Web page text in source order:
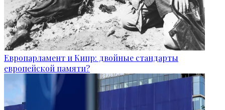
Европарламент и Кипр: двойные стандарты
европейской памяти?